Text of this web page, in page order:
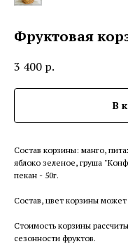
Фруктовая
3 400 р.
В
Состав корзины: манго,
яблоко зеленое, груша
пекан - 50г.
Состав, цвет корзины
Стоимость корзины
сезонности фруктов.